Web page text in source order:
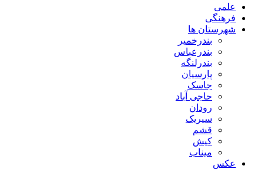
علمی
فرهنگی
شهرستان ها
بندرخمیر
بندرعباس
بندرلنگه
پارسیان
جاسک
حاجی آباد
رودان
سیریک
قشم
کیش
میناب
عکس